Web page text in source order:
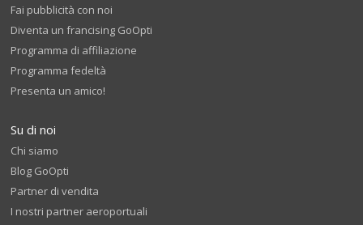
Fai pubblicità con noi
Diventa un francising GoOpti
Programma di affiliazione
Programma fedeltà
Presenta un amico!
Su di noi
Chi siamo
Blog GoOpti
Partner di vendita
I nostri partner aeroportuali